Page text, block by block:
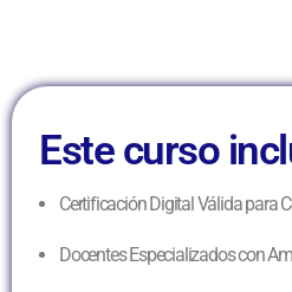
Este curso
Certificación Digital Válida para
Docentes Especializados con